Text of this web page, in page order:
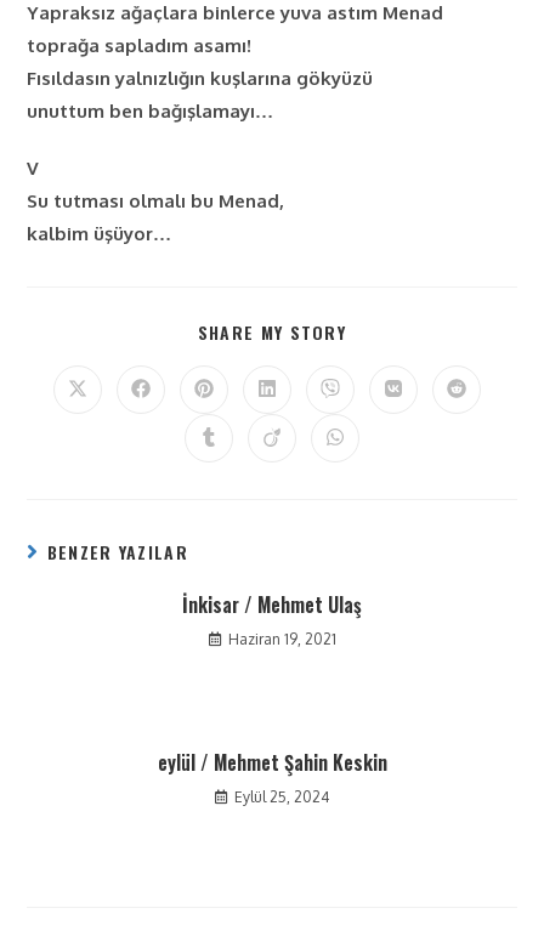
Yapraksız ağaçlara binlerce yuva astım Menad
toprağa sapladım asamı!
Fısıldasın yalnızlığın kuşlarına gökyüzü
unuttum ben bağışlamayı…
V
Su tutması olmalı bu Menad,
kalbim üşüyor…
SHARE MY STORY
BENZER YAZILAR
İnkisar / Mehmet Ulaş
Haziran 19, 2021
eylül / Mehmet Şahin Keskin
Eylül 25, 2024